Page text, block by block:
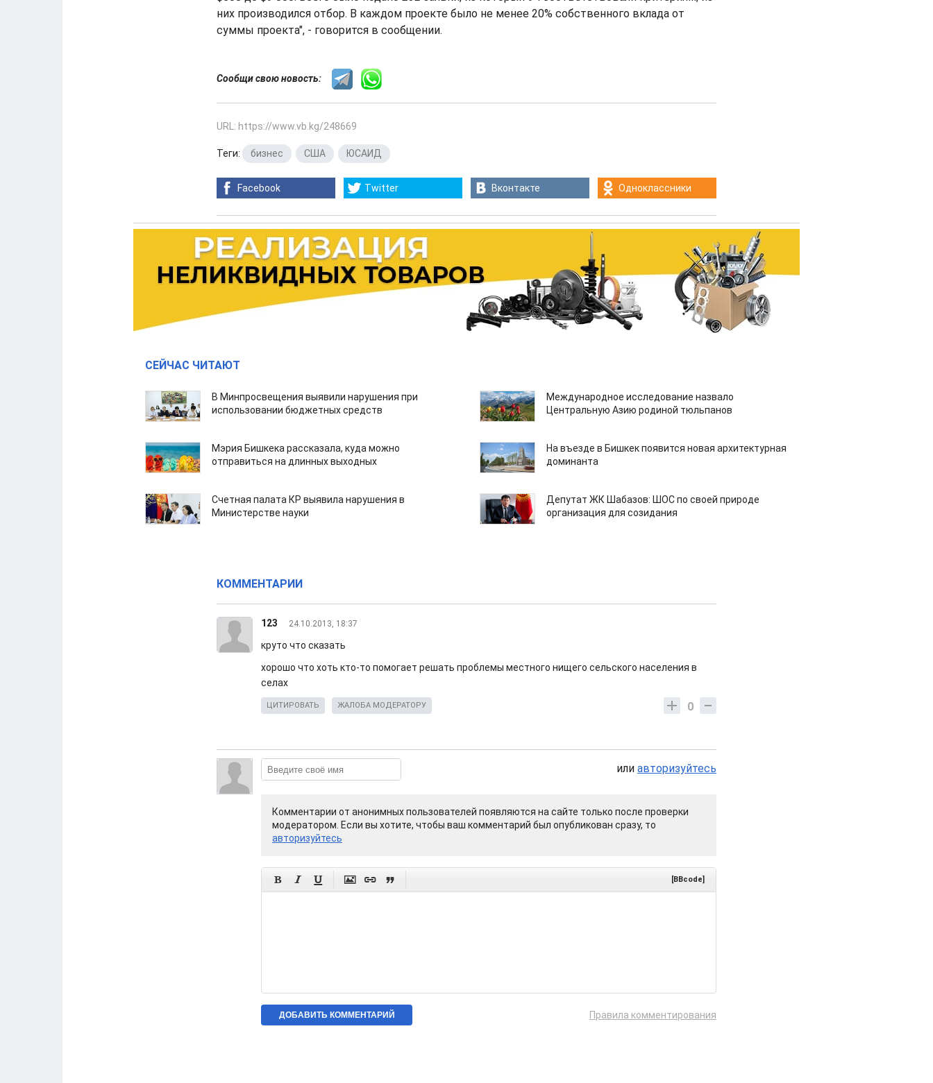
них производился отбор. В каждом проекте было не менее 20% собственного вклада от
суммы проекта", - говорится в сообщении.
Сообщи свою новость:
URL: https://www.vb.kg/248669
Теги: бизнес США ЮСАИД
Facebook Twitter Вконтакте Одноклассники
СЕЙЧАС ЧИТАЮТ
В Минпросвещения выявили нарушения при
использовании бюджетных средств
Международное исследование назвало
Центральную Азию родиной тюльпанов
Мэрия Бишкека рассказала, куда можно
отправиться на длинных выходных
На въезде в Бишкек появится новая архитектурная
доминанта
Счетная палата КР выявила нарушения в
Министерстве науки
Депутат ЖК Шабазов: ШОС по своей природе
организация для созидания
КОММЕНТАРИИ
123 24.10.2013, 18:37
круто что сказать
хорошо что хоть кто-то помогает решать проблемы местного нищего сельского населения в
селах
0
ЦИТИРОВАТЬ ЖАЛОБА МОДЕРАТОРУ
или авторизуйтесь
Комментарии от анонимных пользователей появляются на сайте только после проверки
модератором. Если вы хотите, чтобы ваш комментарий был опубликован сразу, то
авторизуйтесь
      [BBcode]
Правила комментирования